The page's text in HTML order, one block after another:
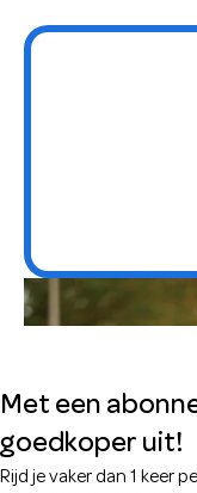
Met een
goedkoper uit!
Rijd je vaker dan 1 keer